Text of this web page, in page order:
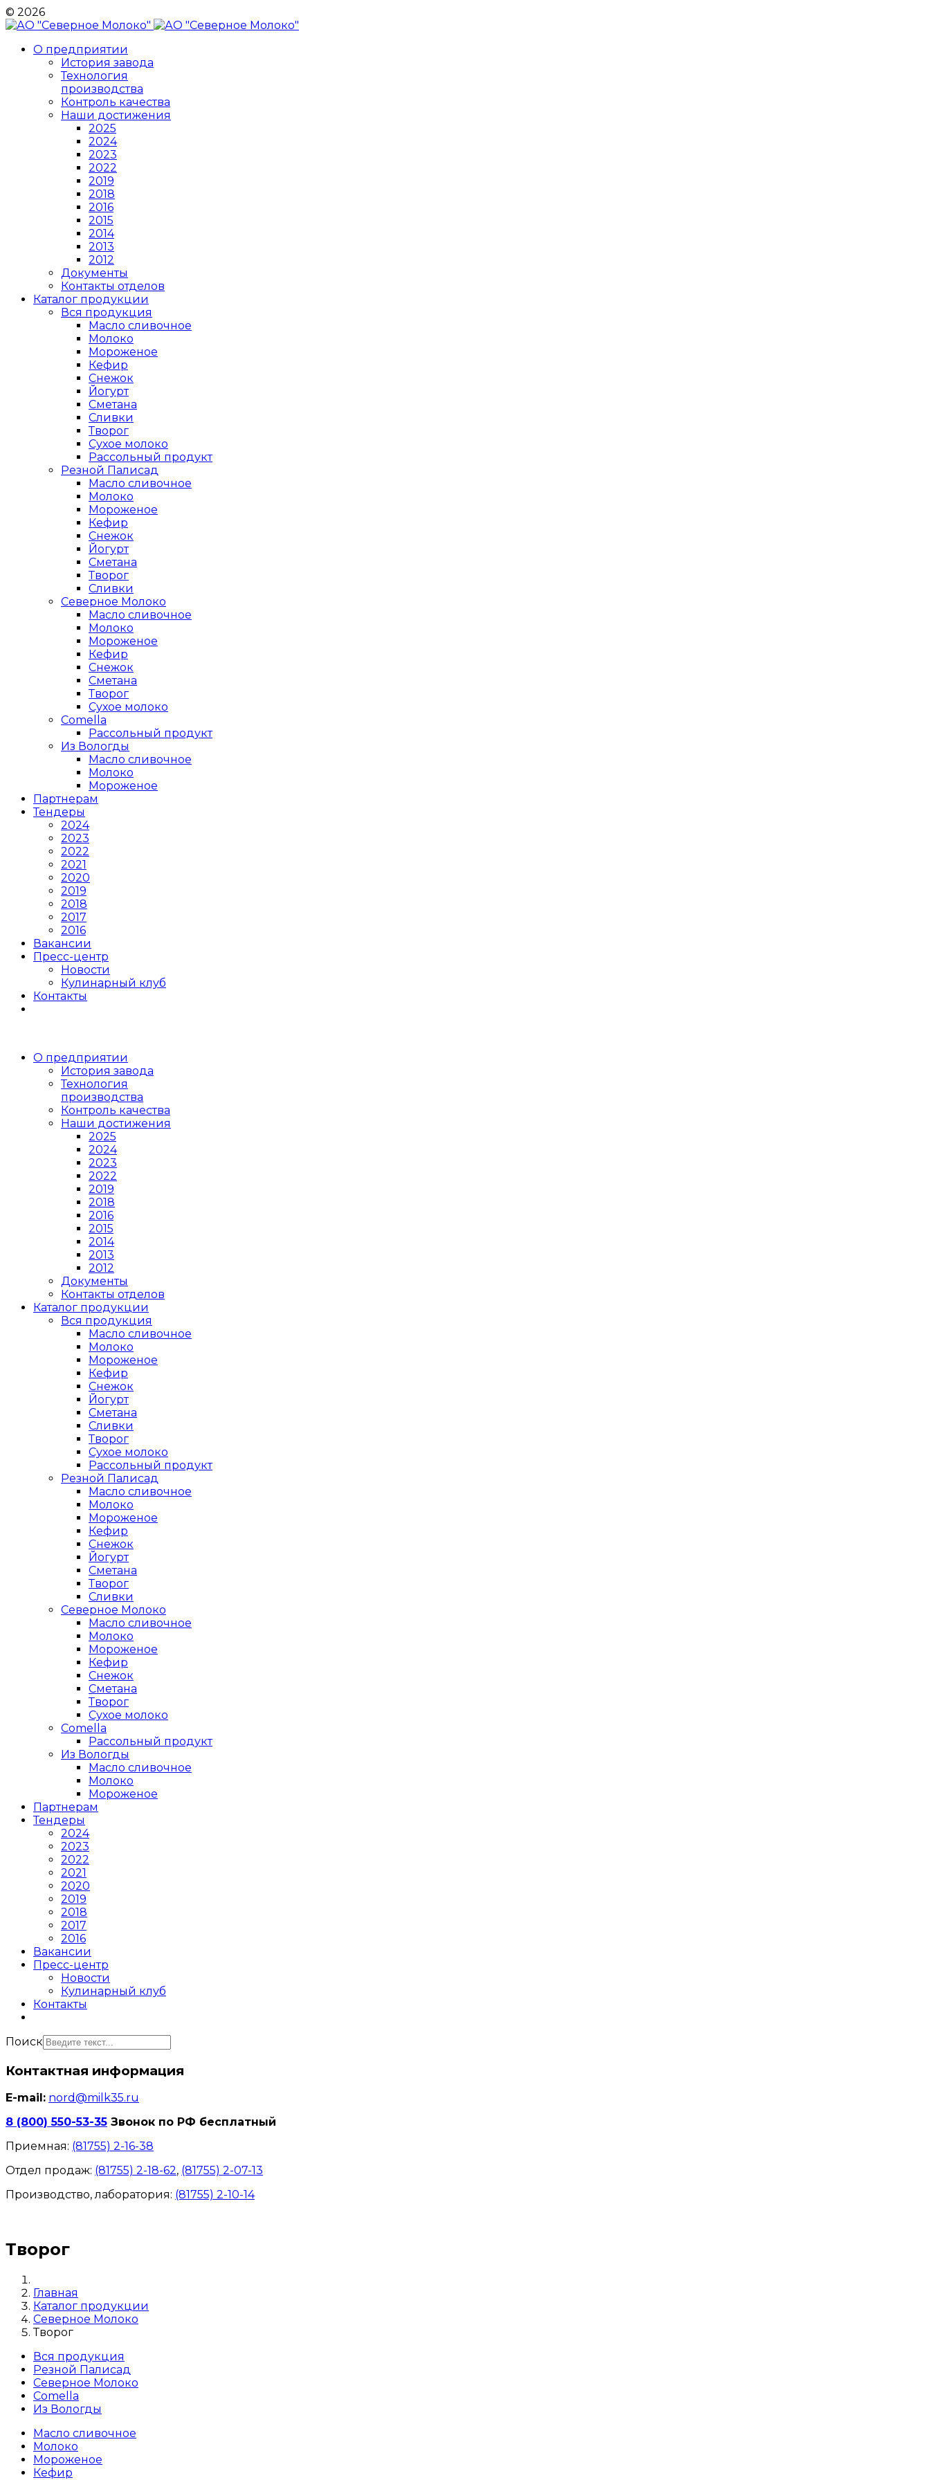
© 2026
О предприятии
История завода
Технология
производства
Контроль качества
Наши достижения
2025
2024
2023
2022
2019
2018
2016
2015
2014
2013
2012
Документы
Контакты отделов
Каталог продукции
Вся продукция
Масло сливочное
Молоко
Мороженое
Кефир
Снежок
Йогурт
Сметана
Сливки
Творог
Сухое молоко
Рассольный продукт
Резной Палисад
Масло сливочное
Молоко
Мороженое
Кефир
Снежок
Йогурт
Сметана
Творог
Сливки
Северное Молоко
Масло сливочное
Молоко
Мороженое
Кефир
Снежок
Сметана
Творог
Сухое молоко
Comеlla
Рассольный продукт
Из Вологды
Масло сливочное
Молоко
Мороженое
Партнерам
Тендеры
2024
2023
2022
2021
2020
2019
2018
2017
2016
Вакансии
Пресс-центр
Новости
Кулинарный клуб
Контакты
О предприятии
История завода
Технология
производства
Контроль качества
Наши достижения
2025
2024
2023
2022
2019
2018
2016
2015
2014
2013
2012
Документы
Контакты отделов
Каталог продукции
Вся продукция
Масло сливочное
Молоко
Мороженое
Кефир
Снежок
Йогурт
Сметана
Сливки
Творог
Сухое молоко
Рассольный продукт
Резной Палисад
Масло сливочное
Молоко
Мороженое
Кефир
Снежок
Йогурт
Сметана
Творог
Сливки
Северное Молоко
Масло сливочное
Молоко
Мороженое
Кефир
Снежок
Сметана
Творог
Сухое молоко
Comеlla
Рассольный продукт
Из Вологды
Масло сливочное
Молоко
Мороженое
Партнерам
Тендеры
2024
2023
2022
2021
2020
2019
2018
2017
2016
Вакансии
Пресс-центр
Новости
Кулинарный клуб
Контакты
Поиск
Контактная информация
E-mail: nord@milk35.ru
8 (800) 550-53-35 Звонок по РФ бесплатный
Приемная: (81755) 2-16-38
Отдел продаж: (81755) 2-18-62, (81755) 2-07-13
Производство, лаборатория: (81755) 2-10-14
Творог
Главная
Каталог продукции
Северное Молоко
Творог
Вся продукция
Резной Палисад
Северное Молоко
Comеlla
Из Вологды
Масло сливочное
Молоко
Мороженое
Кефир